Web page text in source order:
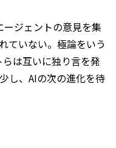
ジェントの意見を集
ていない。極論をいう
は互いに独り言を発
し、AIの次の進化を待